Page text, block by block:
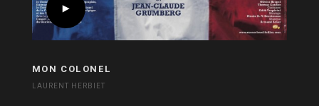
MON COLONEL
LAURENT HERBIET